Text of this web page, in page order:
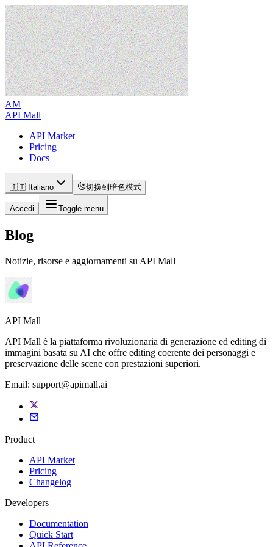
AM
API Mall
API Market
Pricing
Docs
🇮🇹 Italiano 切换到暗色模式
Accedi Toggle menu
Blog
Notizie, risorse e aggiornamenti su API Mall
API Mall
API Mall è la piattaforma rivoluzionaria di generazione ed editing di
immagini basata su AI che offre editing coerente dei personaggi e
preservazione delle scene con prestazioni superiori.
Email: support@apimall.ai
Product
API Market
Pricing
Changelog
Developers
Documentation
Quick Start